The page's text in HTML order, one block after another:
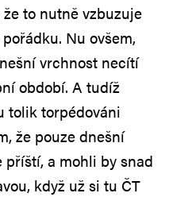
to nutně vzbuzuje
Nu ovšem,
vrchnost necítí
období. A tudíž
tolik torpédováni
že pouze dnešní
příští, a mohli by snad
když už si tu ČT